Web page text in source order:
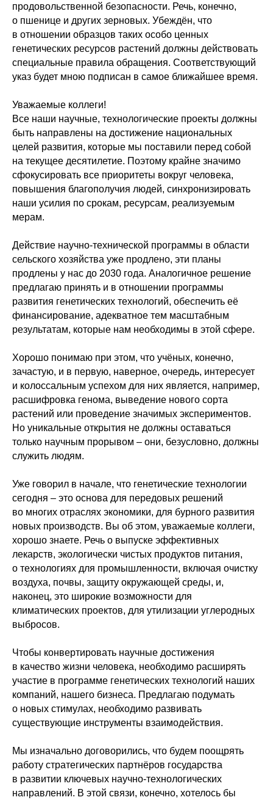
продовольственной безопасности. Речь, конечно,
о пшенице и других зерновых. Убеждён, что
в отношении образцов таких особо ценных
генетических ресурсов растений должны действовать
специальные правила обращения. Соответствующий
указ будет мною подписан в самое ближайшее время.
Уважаемые коллеги!
Все наши научные, технологические проекты должны
быть направлены на достижение национальных
целей развития, которые мы поставили перед собой
на текущее десятилетие. Поэтому крайне значимо
сфокусировать все приоритеты вокруг человека,
повышения благополучия людей, синхронизировать
наши усилия по срокам, ресурсам, реализуемым
мерам.
Действие научно-технической программы в области
сельского хозяйства уже продлено, эти планы
продлены у нас до 2030 года. Аналогичное решение
предлагаю принять и в отношении программы
развития генетических технологий, обеспечить её
финансирование, адекватное тем масштабным
результатам, которые нам необходимы в этой сфере.
Хорошо понимаю при этом, что учёных, конечно,
зачастую, и в первую, наверное, очередь, интересует
и колоссальным успехом для них является, например,
расшифровка генома, выведение нового сорта
растений или проведение значимых экспериментов.
Но уникальные открытия не должны оставаться
только научным прорывом – они, безусловно, должны
служить людям.
Уже говорил в начале, что генетические технологии
сегодня – это основа для передовых решений
во многих отраслях экономики, для бурного развития
новых производств. Вы об этом, уважаемые коллеги,
хорошо знаете. Речь о выпуске эффективных
лекарств, экологически чистых продуктов питания,
о технологиях для промышленности, включая очистку
воздуха, почвы, защиту окружающей среды, и,
наконец, это широкие возможности для
климатических проектов, для утилизации углеродных
выбросов.
Чтобы конвертировать научные достижения
в качество жизни человека, необходимо расширять
участие в программе генетических технологий наших
компаний, нашего бизнеса. Предлагаю подумать
о новых стимулах, необходимо развивать
существующие инструменты взаимодействия.
Мы изначально договорились, что будем поощрять
работу стратегических партнёров государства
в развитии ключевых научно-технологических
направлений. В этой связи, конечно, хотелось бы